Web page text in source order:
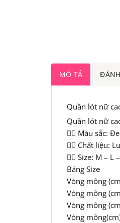
MÔ TẢ
Quần lót nữ
Quần lót nữ
👉🏻 Màu sắc:
👉🏻 Chất liệu:
👉🏻 Size: M – L
Báng Size
Vòng mông
Vòng mông
Vòng mông
Vòng